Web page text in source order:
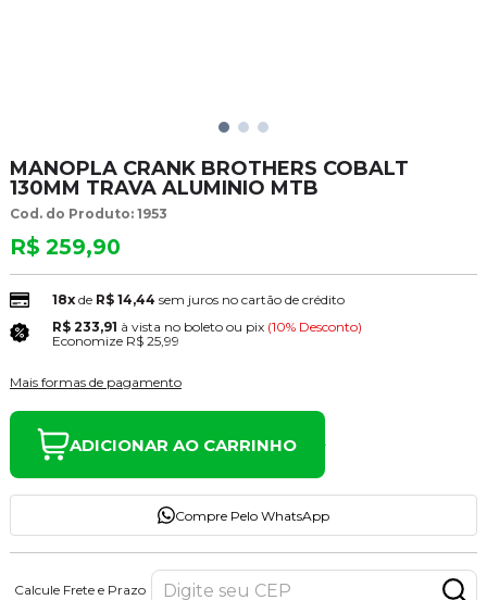
MANOPLA CRANK BROTHERS COBALT
130MM TRAVA ALUMINIO MTB
Cod. do Produto: 1953
R$ 259,90
18xde R$ 14,44 sem juros no cartão de crédito
R$ 233,91 à vista no boleto ou pix (10% Desconto)
Economize R$ 25,99
Mais formas de pagamento
ADICIONAR AO CARRINHO
Compre Pelo WhatsApp
Calcule Frete e Prazo